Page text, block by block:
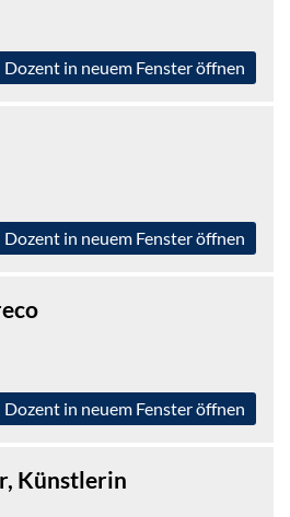
Dozent in neuem Fenster öffnen
Dozent in neuem Fenster öffnen
Dozent in neuem Fenster öffnen
Künstlerin